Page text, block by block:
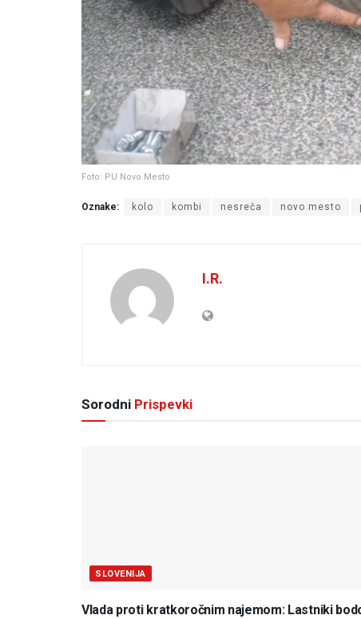
Foto: PU Novo Mesto
Oznake: kolo kombi nesreča novo mesto
I.R.
Sorodni Prispevki
SLOVENIJA
Vlada proti kratkoročnim najemom: Lastniki